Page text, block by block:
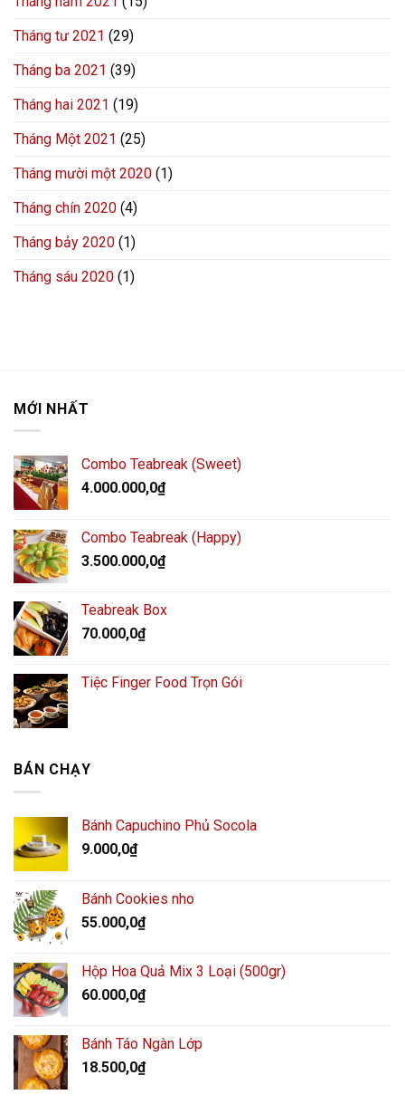
Tháng tư 2021 (29)
Tháng ba 2021 (39)
Tháng hai 2021 (19)
Tháng Một 2021 (25)
Tháng mười một 2020 (1)
Tháng chín 2020 (4)
Tháng bảy 2020 (1)
Tháng sáu 2020 (1)
MỚI NHẤT
Combo Teabreak (Sweet)
4.000.000,0₫
Combo Teabreak (Happy)
3.500.000,0₫
Teabreak Box
70.000,0₫
Tiệc Finger Food Trọn Gói
BÁN CHẠY
Bánh Capuchino Phủ Socola
9.000,0₫
Bánh Cookies nho
55.000,0₫
Hộp Hoa Quả Mix 3 Loại (500gr)
60.000,0₫
Bánh Táo Ngàn Lớp
18.500,0₫